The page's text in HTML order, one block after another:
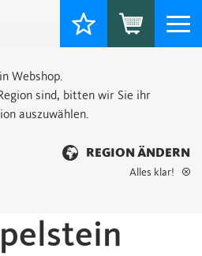
Webshop.
sind, bitten wir Sie ihr
auszuwählen.
REGION ÄNDERN
Alles klar!